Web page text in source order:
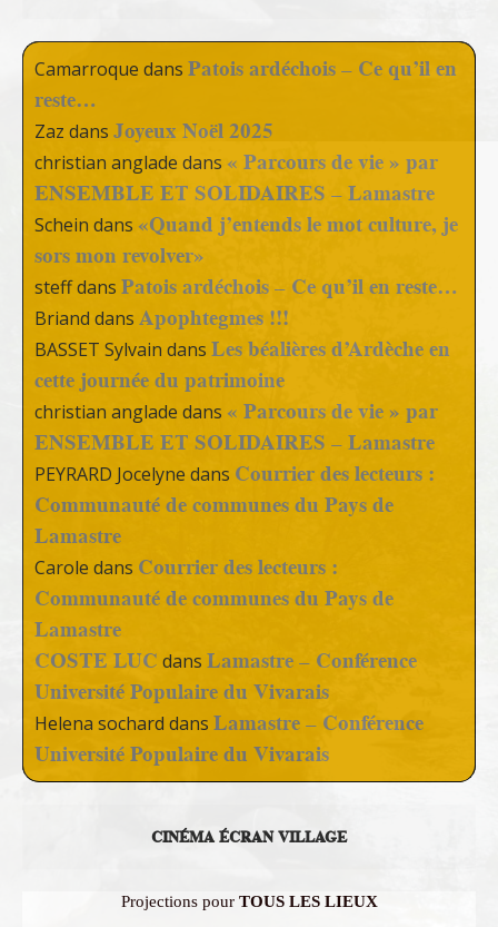
Camarroque dans Patois ardéchois – Ce qu’il en
reste…
Zaz dans Joyeux Noël 2025
christian anglade dans « Parcours de vie » par
ENSEMBLE ET SOLIDAIRES – Lamastre
Schein dans «Quand j’entends le mot culture, je
sors mon revolver»
steffdans Patois ardéchois – Ce qu’il en reste…
Briand dans Apophtegmes !!!
BASSET Sylvain dans Les béalières d’Ardèche en
cette journée du patrimoine
christian anglade dans « Parcours de vie » par
ENSEMBLE ET SOLIDAIRES – Lamastre
PEYRARD Jocelyne dans Courrier des lecteurs :
Communauté de communes du Pays de
Lamastre
Carole dans Courrier des lecteurs :
Communauté de communes du Pays de
Lamastre
COSTE LUC dans Lamastre – Conférence
Université Populaire du Vivarais
Helena sochard dans Lamastre – Conférence
Université Populaire du Vivarais
CINÉMA ÉCRAN VILLAGE